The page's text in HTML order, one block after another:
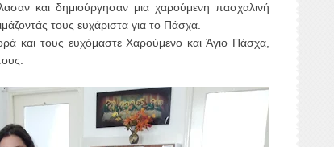
και δημιούργησαν μια χαρούμενη πασχαλινή
τους ευχάριστα για το Πάσχα.
και τους ευχόμαστε Χαρούμενο και Άγιο Πάσχα,